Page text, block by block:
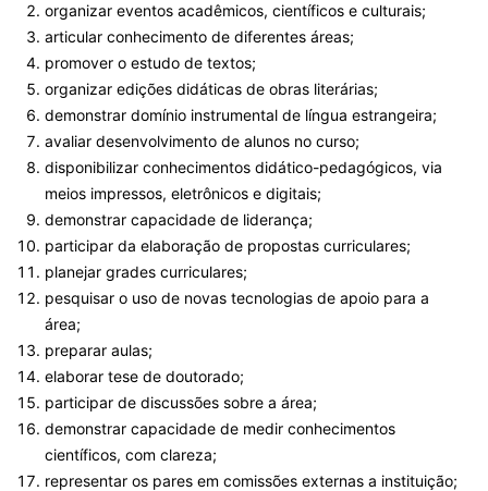
organizar eventos acadêmicos, científicos e culturais;
articular conhecimento de diferentes áreas;
promover o estudo de textos;
organizar edições didáticas de obras literárias;
demonstrar domínio instrumental de língua estrangeira;
avaliar desenvolvimento de alunos no curso;
disponibilizar conhecimentos didático-pedagógicos, via
meios impressos, eletrônicos e digitais;
demonstrar capacidade de liderança;
participar da elaboração de propostas curriculares;
planejar grades curriculares;
pesquisar o uso de novas tecnologias de apoio para a
área;
preparar aulas;
elaborar tese de doutorado;
participar de discussões sobre a área;
demonstrar capacidade de medir conhecimentos
científicos, com clareza;
representar os pares em comissões externas a instituição;